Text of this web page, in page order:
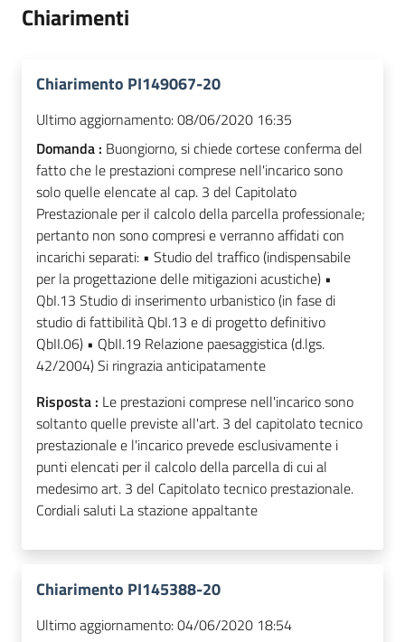
Chiarimenti
Chiarimento PI149067-20
Ultimo aggiornamento:08/06/2020 16:35
Domanda : Buongiorno, si chiede cortese conferma del
fatto che le prestazioni comprese nell'incarico sono
solo quelle elencate al cap. 3 del Capitolato
Prestazionale per il calcolo della parcella professionale;
pertanto non sono compresi e verranno affidati con
incarichi separati: • Studio del traffico (indispensabile
per la progettazione delle mitigazioni acustiche) •
QbI.13 Studio di inserimento urbanistico (in fase di
studio di fattibilità QbI.13 e di progetto definitivo
QbII.06) • QbII.19 Relazione paesaggistica (d.lgs.
42/2004) Si ringrazia anticipatamente
Risposta : Le prestazioni comprese nell'incarico sono
soltanto quelle previste all'art. 3 del capitolato tecnico
prestazionale e l'incarico prevede esclusivamente i
punti elencati per il calcolo della parcella di cui al
medesimo art. 3 del Capitolato tecnico prestazionale.
Cordiali saluti La stazione appaltante
Chiarimento PI145388-20
Ultimo aggiornamento:04/06/2020 18:54